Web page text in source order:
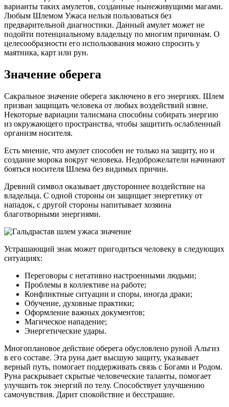
варианты таких амулетов, созданные нынеживущими магами.
Любым Шлемом Ужаса нельзя пользоваться без
предварительной диагностики. Данный амулет может не
подойти потенциальному владельцу по многим причинам. О
целесообразности его использования можно спросить у
маятника, карт или рун.
Значение оберега
Сакральное значение оберега заключено в его энергиях. Шлем
призван защищать человека от любых воздействий извне.
Некоторые вариации талисмана способны собирать энергию
из окружающего пространства, чтобы защитить ослабленный
организм носителя.
Есть мнение, что амулет способен не только на защиту, но и
создание морока вокруг человека. Недоброжелатели начинают
бояться носителя Шлема без видимых причин.
Древний символ оказывает двустороннее воздействие на
владельца. С одной стороны он защищает энергетику от
нападок, с другой стороны напитывает хозяина
благотворными энергиями.
Устрашающий знак может пригодиться человеку в следующих
ситуациях:
Переговоры с негативно настроенными людьми;
Проблемы в коллективе на работе;
Конфликтные ситуации и споры, иногда драки;
Обучение, духовные практики;
Оформление важных документов;
Магическое нападение;
Энергетические удары.
Многоплановое действие оберега обусловлено руной Альгиз
в его составе. Эта руна дает высшую защиту, указывает
верный путь, помогает поддерживать связь с Богами и Родом.
Руна раскрывает скрытые человеческие таланты, помогает
улучшить ток энергий по телу. Способствует улучшению
самочувствия. Дарит спокойствие и бесстрашие.